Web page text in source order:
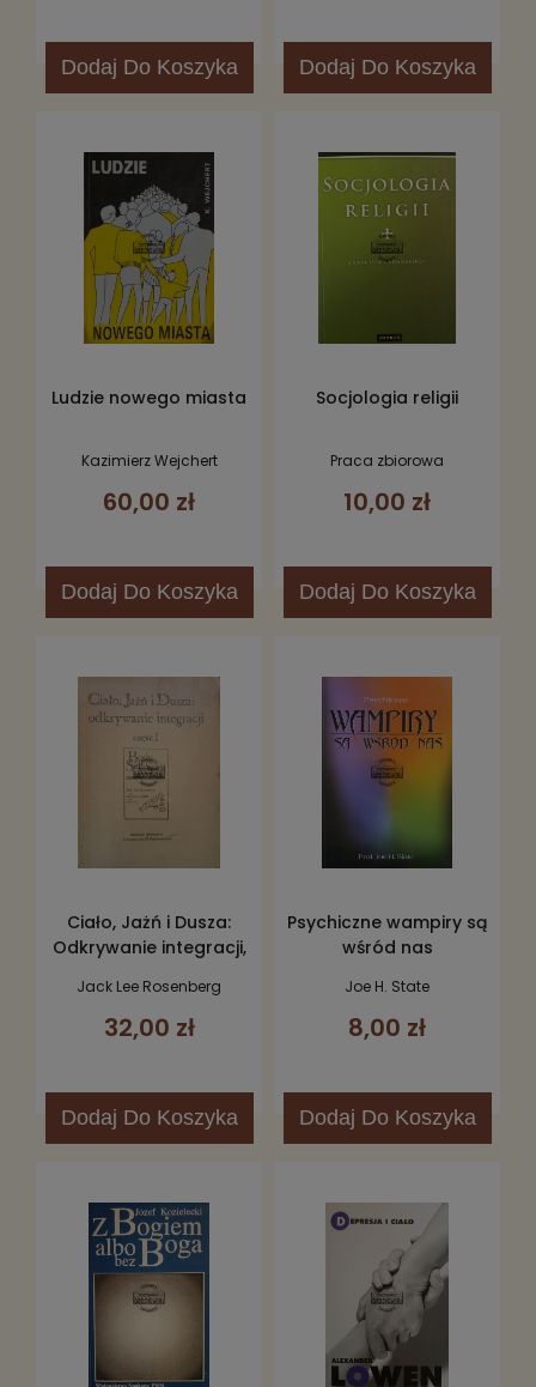
Dodaj Do Koszyka Dodaj Do Koszyka
Ludzie nowego miasta
Kazimierz Wejchert
60,00 zł
Dodaj Do Koszyka
Socjologia religii
Praca zbiorowa
10,00 zł
Dodaj Do Koszyka
Ciało, Jażń i Dusza:
Odkrywanie integracji,
Jack Lee Rosenberg
32,00 zł
Dodaj Do Koszyka
Psychiczne wampiry są
wśród nas
Joe H. State
8,00 zł
Dodaj Do Koszyka